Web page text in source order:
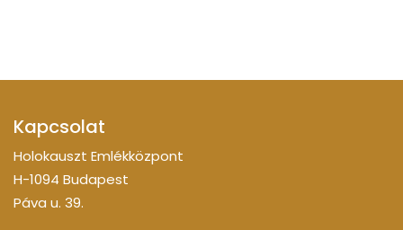
Kapcsolat
Holokauszt Emlékközpont
H-1094 Budapest
Páva u. 39.